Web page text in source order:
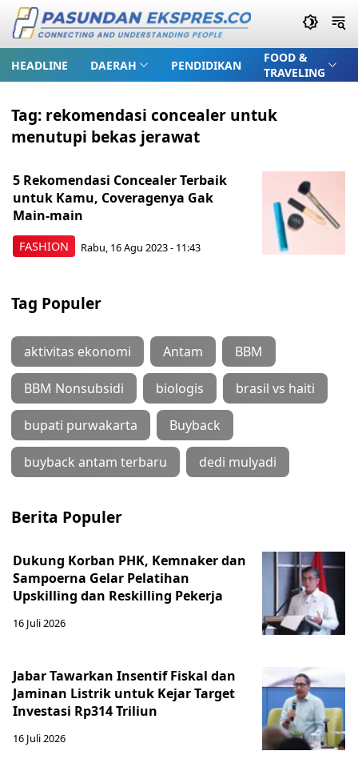
HEADLINE DAERAH PENDIDIKAN
FOOD &
TRAVELING
Tag: rekomendasi concealer untuk
menutupi bekas jerawat
FASHION
5 Rekomendasi Concealer Terbaik
untuk Kamu, Coveragenya Gak
Main-main
Rabu, 16 Agu 2023 - 11:43
Tag Populer
aktivitas ekonomi Antam BBM
BBM Nonsubsidi biologis brasil vs haiti
bupati purwakarta Buyback
buyback antam terbaru dedi mulyadi
Berita Populer
Dukung Korban PHK, Kemnaker dan
Sampoerna Gelar Pelatihan
Upskilling dan Reskilling Pekerja
16 Juli 2026
Jabar Tawarkan Insentif Fiskal dan
Jaminan Listrik untuk Kejar Target
Investasi Rp314 Triliun
16 Juli 2026